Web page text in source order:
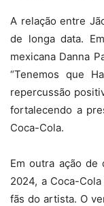
A relação entre
de longa data.
mexicana Danna
“Tenemos que
repercussão
fortalecendo a
Coca-Cola.
Em outra ação de
2024, a Coca-
fãs do artista. O